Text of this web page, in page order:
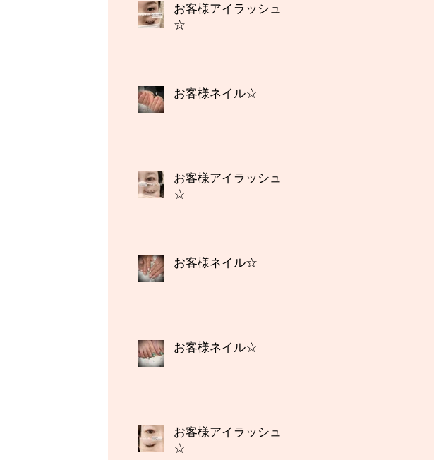
お客様アイラッシュ
☆
お客様ネイル☆
お客様アイラッシュ
☆
お客様ネイル☆
お客様ネイル☆
お客様アイラッシュ
☆